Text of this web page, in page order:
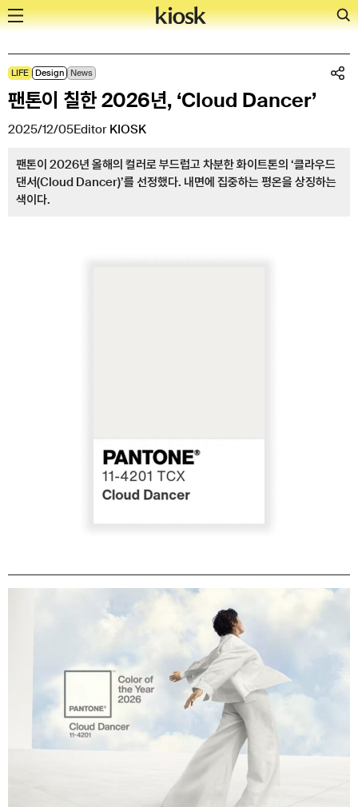
Skip
to
content
LIFE Design News
팬톤이 칠한 2026년, ‘Cloud Dancer’
팬톤이 2026년 올해의 컬러로 부드럽고 차분한 화이트톤의 ‘클라우드
댄서(Cloud Dancer)’를 선정했다. 내면에 집중하는 평온을 상징하는
색이다.
2025/12/05Editor KIOSK